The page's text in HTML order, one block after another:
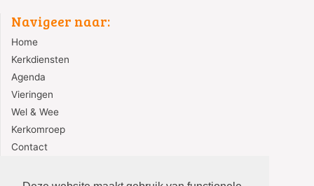
Navigeer naar:
Home
Kerkdiensten
Agenda
Vieringen
Wel & Wee
Kerkomroep
Contact